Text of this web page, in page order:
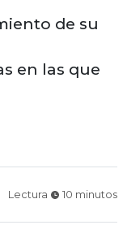
de su
en las que
Lectura 10 minutos